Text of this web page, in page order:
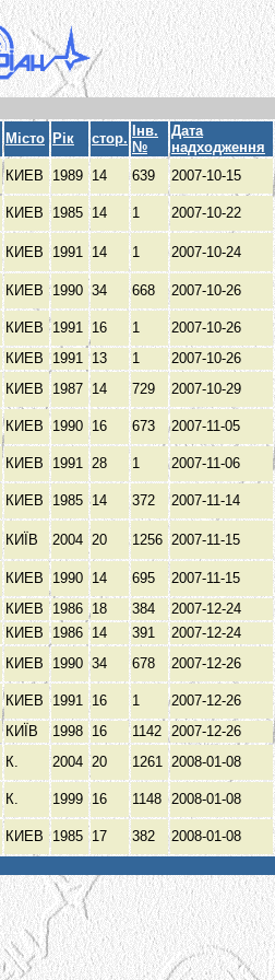
Місто Рік стор.
Інв.
№
Дата
надходження
КИЕВ 1989 14 639 2007-10-15
КИЕВ 1985 14 1 2007-10-22
КИЕВ 1991 14 1 2007-10-24
КИЕВ 1990 34 668 2007-10-26
КИЕВ 1991 16 1 2007-10-26
КИЕВ 1991 13 1 2007-10-26
КИЕВ 1987 14 729 2007-10-29
КИЕВ 1990 16 673 2007-11-05
КИЕВ 1991 28 1 2007-11-06
КИЕВ 1985 14 372 2007-11-14
КИЇВ 2004 20 1256 2007-11-15
КИЕВ 1990 14 695 2007-11-15
КИЕВ 1986 18 384 2007-12-24
КИЕВ 1986 14 391 2007-12-24
КИЕВ 1990 34 678 2007-12-26
КИЕВ 1991 16 1 2007-12-26
КИЇВ 1998 16 1142 2007-12-26
К. 2004 20 1261 2008-01-08
К. 1999 16 1148 2008-01-08
КИЕВ 1985 17 382 2008-01-08